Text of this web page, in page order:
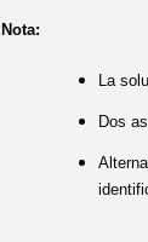
Nota:
La
Dos